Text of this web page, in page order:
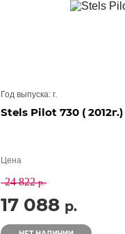
Год выпуска:г.
Stels Pilot 730 ( 2012г.)
Цена
24 822р.
17 088 р.